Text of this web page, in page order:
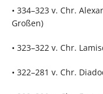
• 334–323 v. Chr.
Großen)
• 323–322 v. Chr.
• 322–281 v. Chr.